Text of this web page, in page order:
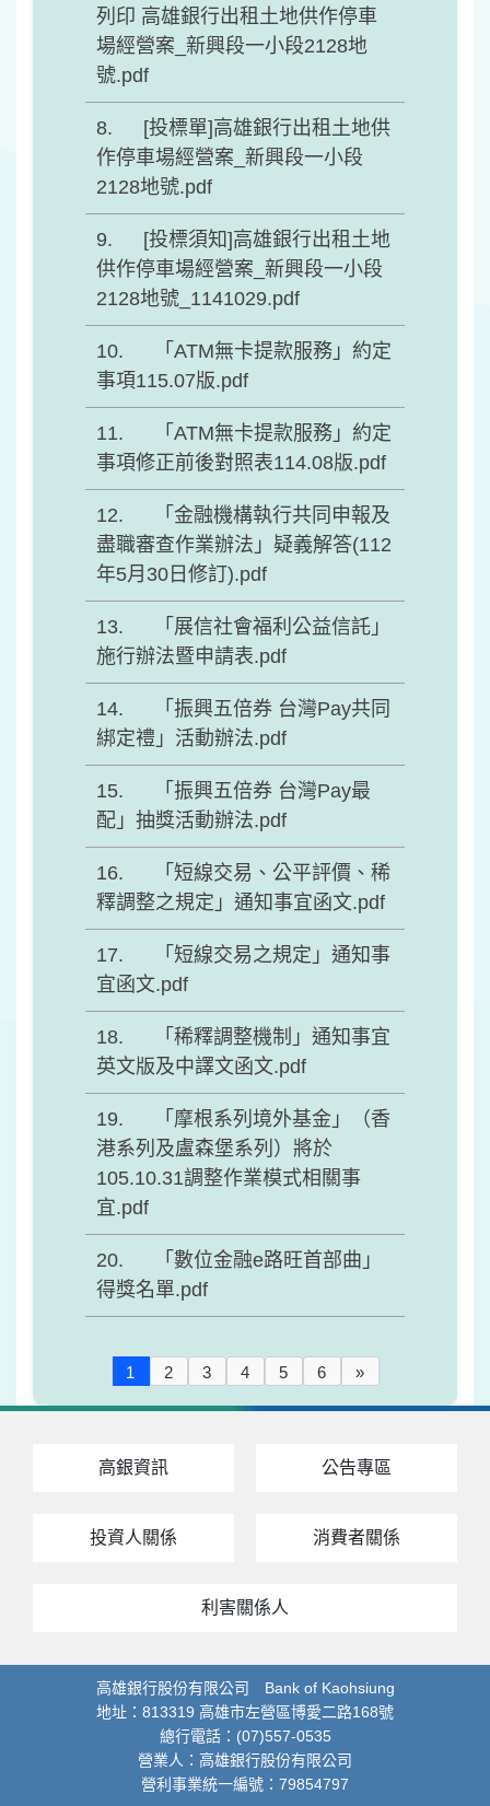
列印 高雄銀行出租土地供作停車
場經營案_新興段一小段2128地
號.pdf
[投標單]高雄銀行出租土地供
作停車場經營案_新興段一小段
2128地號.pdf
[投標須知]高雄銀行出租土地
供作停車場經營案_新興段一小段
2128地號_1141029.pdf
「ATM無卡提款服務」約定
事項115.07版.pdf
「ATM無卡提款服務」約定
事項修正前後對照表114.08版.pdf
「金融機構執行共同申報及
盡職審查作業辦法」疑義解答(112
年5月30日修訂).pdf
「展信社會福利公益信託」
施行辦法暨申請表.pdf
「振興五倍券 台灣Pay共同
綁定禮」活動辦法.pdf
「振興五倍券 台灣Pay最
配」抽獎活動辦法.pdf
「短線交易、公平評價、稀
釋調整之規定」通知事宜函文.pdf
「短線交易之規定」通知事
宜函文.pdf
「稀釋調整機制」通知事宜
英文版及中譯文函文.pdf
「摩根系列境外基金」（香
港系列及盧森堡系列）將於
105.10.31調整作業模式相關事
宜.pdf
「數位金融e路旺首部曲」
得獎名單.pdf
1 2 3 4 5 6 »
高銀資訊 公告專區
投資人關係 消費者關係
利害關係人
高雄銀行股份有限公司 Bank of Kaohsiung
地址：813319 高雄市左營區博愛二路168號
總行電話：(07)557-0535
營業人：高雄銀行股份有限公司
營利事業統一編號：79854797